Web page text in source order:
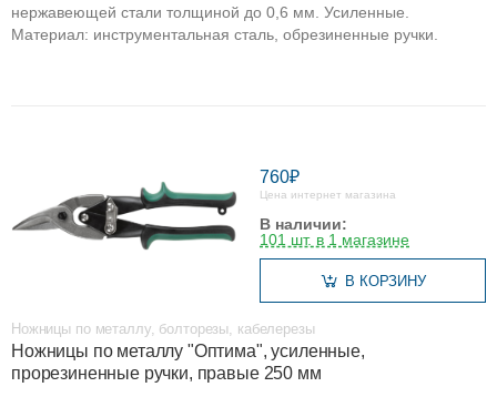
нержавеющей стали толщиной до 0,6 мм. Усиленные.
Материал: инструментальная сталь, обрезиненные ручки.
760₽
Цена интернет магазина
В наличии:
101 шт. в 1 магазине
В КОРЗИНУ
Ножницы по металлу, болторезы, кабелерезы
Ножницы по металлу "Оптима", усиленные,
прорезиненные ручки, правые 250 мм